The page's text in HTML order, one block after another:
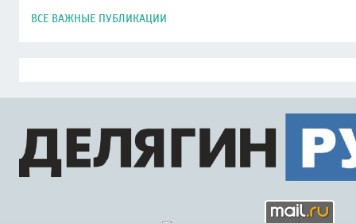
ВСЕ ВАЖНЫЕ ПУБЛИКАЦИИ